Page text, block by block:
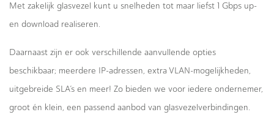
Met zakelijk glasvezel kunt u snelheden tot maar liefst 1 Gbps up-
en download realiseren.
Daarnaast zijn er ook verschillende aanvullende opties
beschikbaar; meerdere IP-adressen, extra VLAN-mogelijkheden,
uitgebreide SLA’s en meer! Zo bieden we voor iedere ondernemer,
groot én klein, een passend aanbod van glasvezelverbindingen.